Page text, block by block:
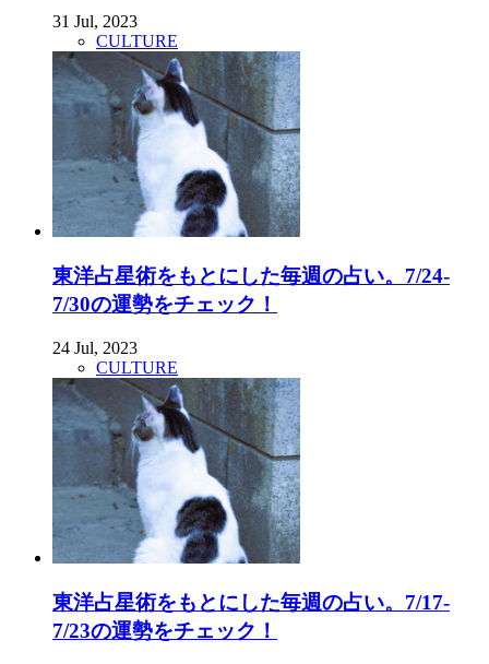
31 Jul, 2023
CULTURE
東洋占星術をもとにした毎週の占い。7/24-
7/30の運勢をチェック！
24 Jul, 2023
CULTURE
東洋占星術をもとにした毎週の占い。7/17-
7/23の運勢をチェック！